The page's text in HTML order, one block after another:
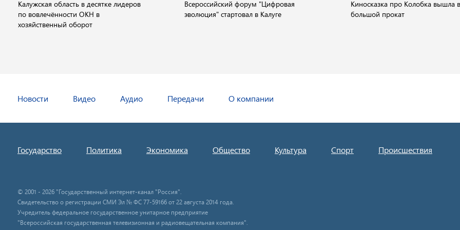
Калужская область в десятке лидеров
по вовлечённости ОКН в
хозяйственный оборот
Всероссийский форум "Цифровая
эволюция" стартовал в Калуге
Киносказка про Колобка вышла в
большой прокат
Новости Видео Аудио Передачи О компании
Государство Политика Экономика Общество Культура Спорт Происшествия
© 2001 - 2026 "Государственный интернет-канал "Россия".
Свидетельство о регистрации СМИ Эл № ФС 77-59166 от 22 августа 2014 года.
Учредитель федеральное государственное унитарное предприятие
"Всероссийская государственная телевизионная и радиовещательная компания".